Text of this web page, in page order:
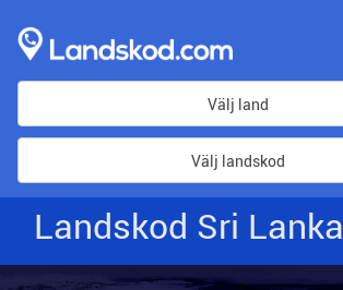
Välj land
Välj landskod
Landskod Sri Lanka